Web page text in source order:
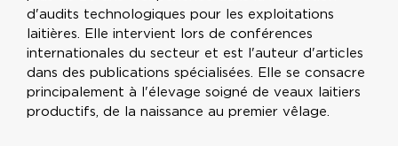
d'audits technologiques pour les exploitations
laitières. Elle intervient lors de conférences
internationales du secteur et est l'auteur d'articles
dans des publications spécialisées. Elle se consacre
principalement à l'élevage soigné de veaux laitiers
productifs, de la naissance au premier vêlage.